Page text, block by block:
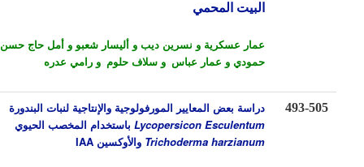
البيت المحمي
عمار عسكرية و نسرين ديب و أليسار شعبو و أمل حاج حسن و عمر
حمودي و عمار عباسو سلاف حلومو رامي عدره
493-
دراسة بعض المعايير المورفولوجية والإنتاجية لنبات البندورة
Lycopersicon Esculentumباستخدام المخصب الحيوي
Trichoderma harzianumوالأوكسينIAA